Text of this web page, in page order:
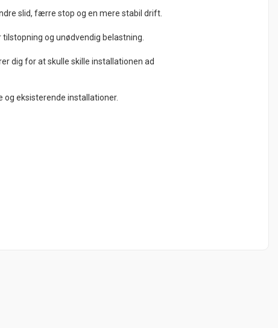
slid, færre stop og en mere stabil drift.
og unødvendig belastning.
dig for at skulle skille installationen ad
og eksisterende installationer.